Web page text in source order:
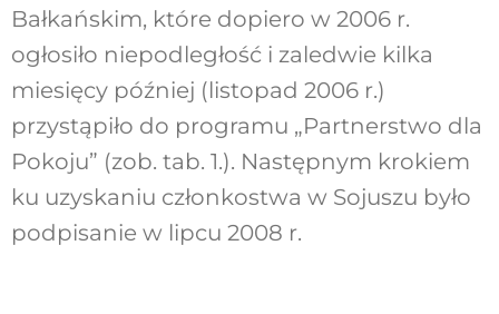
Bałkańskim, które dopiero w 2006 r.
ogłosiło niepodległość i zaledwie kilka
miesięcy później (listopad 2006 r.)
przystąpiło do programu „Partnerstwo dla
Pokoju” (zob. tab. 1.). Następnym krokiem
ku uzyskaniu członkostwa w Sojuszu było
podpisanie w lipcu 2008 r.